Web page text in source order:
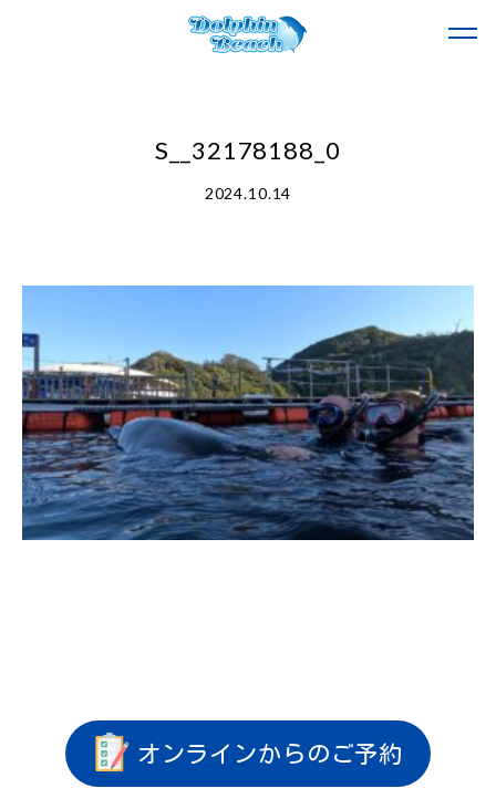
S__32178188_0
2024.10.14
オンラインからのご予約